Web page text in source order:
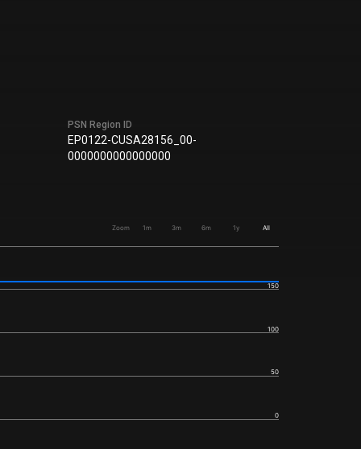
PSN Region ID
EP0122-CUSA28156_00-
0000000000000000
Zoom 1m 3m 6m 1y All
0
50
100
150